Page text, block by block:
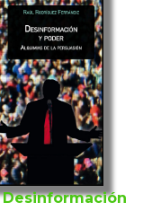
Desinformación